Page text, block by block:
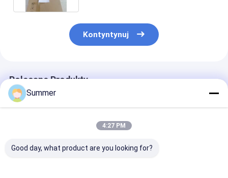
Kontyntynuj
Polecane Produkty
Summer
4:27 PM
Good day, what product are you looking for?